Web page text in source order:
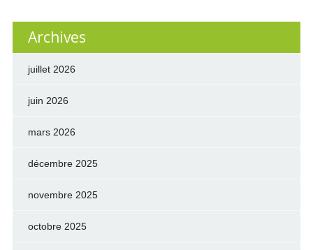
Archives
juillet 2026
juin 2026
mars 2026
décembre 2025
novembre 2025
octobre 2025